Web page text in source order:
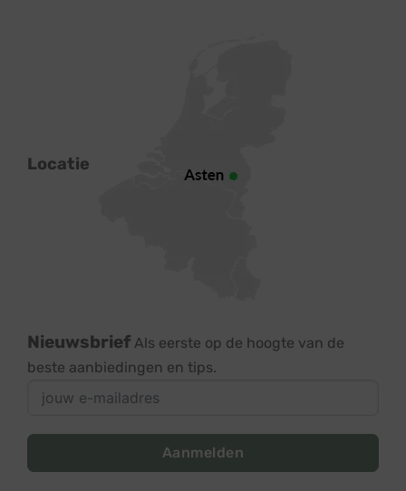
Locatie
Nieuwsbrief Als eerste op de hoogte van de
beste aanbiedingen en tips.
Aanmelden